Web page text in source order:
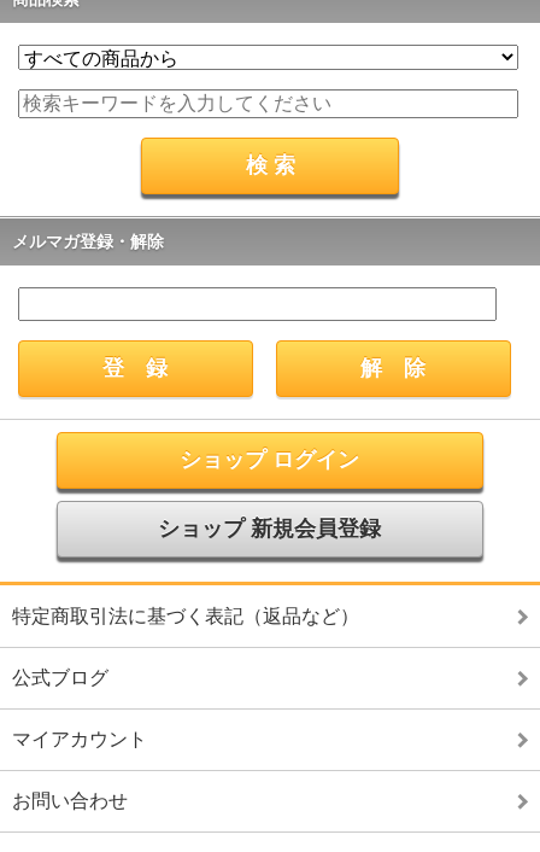
メルマガ登録・解除
ショップ ログイン
ショップ 新規会員登録
特定商取引法に基づく表記（返品など）
公式ブログ
マイアカウント
お問い合わせ